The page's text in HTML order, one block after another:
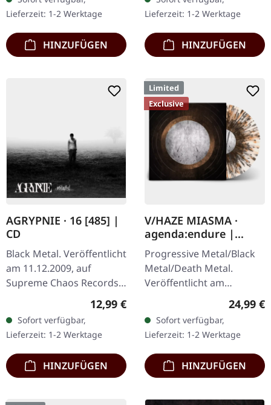
Vinyl mit schwarzen und
weißen Splattern mit…
Lieferzeit: 1-2 Werktage
HINZUFÜGEN
variieren, limitiert auf
100…
Lieferzeit: 1-2 Werktage
HINZUFÜGEN
AGRYPNIE · 16 [485] |
CD
Black Metal. Veröffentlicht
am 11.12.2009, auf
Supreme Chaos Records.
CD im Jewelcase mit 12-
seitigem Booklet. Das
dritte Album von
AGRYPNIE ist…
Regulärer Preis:
12,99 €
Sofort verfügbar,
Lieferzeit: 1-2 Werktage
HINZUFÜGEN
Limited
Exclusive
V/HAZE MIASMA ·
agenda:endure |
SPLATTER LP
Progressive Metal/Black
Metal/Death Metal.
Veröffentlicht am
08.12.2023, auf Supreme
Chaos Records. SCR
Exklusives Ultra
Clear/Silber/Gold/Schwar
z…
24,99 €
Sofort verfügbar,
Lieferzeit: 1-2 Werktage
HINZUFÜGEN